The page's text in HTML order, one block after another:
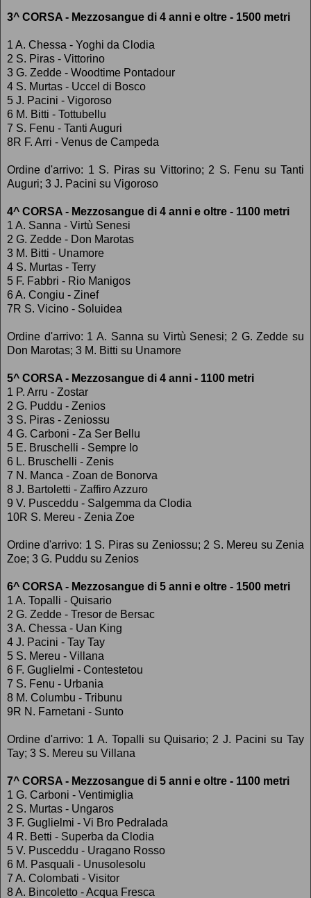
3^ CORSA - Mezzosangue di 4 anni e oltre - 1500 metri
1 A. Chessa - Yoghi da Clodia
2 S. Piras - Vittorino
3 G. Zedde - Woodtime Pontadour
4 S. Murtas - Uccel di Bosco
5 J. Pacini - Vigoroso
6 M. Bitti - Tottubellu
7 S. Fenu - Tanti Auguri
8R F. Arri - Venus de Campeda
Ordine d'arrivo: 1 S. Piras su Vittorino; 2 S. Fenu su Tanti
Auguri; 3 J. Pacini su Vigoroso
4^ CORSA - Mezzosangue di 4 anni e oltre - 1100 metri
1 A. Sanna - Virtù Senesi
2 G. Zedde - Don Marotas
3 M. Bitti - Unamore
4 S. Murtas - Terry
5 F. Fabbri - Rio Manigos
6 A. Congiu - Zinef
7R S. Vicino - Soluidea
Ordine d'arrivo: 1 A. Sanna su Virtù Senesi; 2 G. Zedde su
Don Marotas; 3 M. Bitti su Unamore
5^ CORSA - Mezzosangue di 4 anni - 1100 metri
1 P. Arru - Zostar
2 G. Puddu - Zenios
3 S. Piras - Zeniossu
4 G. Carboni - Za Ser Bellu
5 E. Bruschelli - Sempre Io
6 L. Bruschelli - Zenis
7 N. Manca - Zoan de Bonorva
8 J. Bartoletti - Zaffiro Azzuro
9 V. Pusceddu - Salgemma da Clodia
10R S. Mereu - Zenia Zoe
Ordine d'arrivo: 1 S. Piras su Zeniossu; 2 S. Mereu su Zenia
Zoe; 3 G. Puddu su Zenios
6^ CORSA - Mezzosangue di 5 anni e oltre - 1500 metri
1 A. Topalli - Quisario
2 G. Zedde - Tresor de Bersac
3 A. Chessa - Uan King
4 J. Pacini - Tay Tay
5 S. Mereu - Villana
6 F. Guglielmi - Contestetou
7 S. Fenu - Urbania
8 M. Columbu - Tribunu
9R N. Farnetani - Sunto
Ordine d'arrivo: 1 A. Topalli su Quisario; 2 J. Pacini su Tay
Tay; 3 S. Mereu su Villana
7^ CORSA - Mezzosangue di 5 anni e oltre - 1100 metri
1 G. Carboni - Ventimiglia
2 S. Murtas - Ungaros
3 F. Guglielmi - Vi Bro Pedralada
4 R. Betti - Superba da Clodia
5 V. Pusceddu - Uragano Rosso
6 M. Pasquali - Unusolesolu
7 A. Colombati - Visitor
8 A. Bincoletto - Acqua Fresca